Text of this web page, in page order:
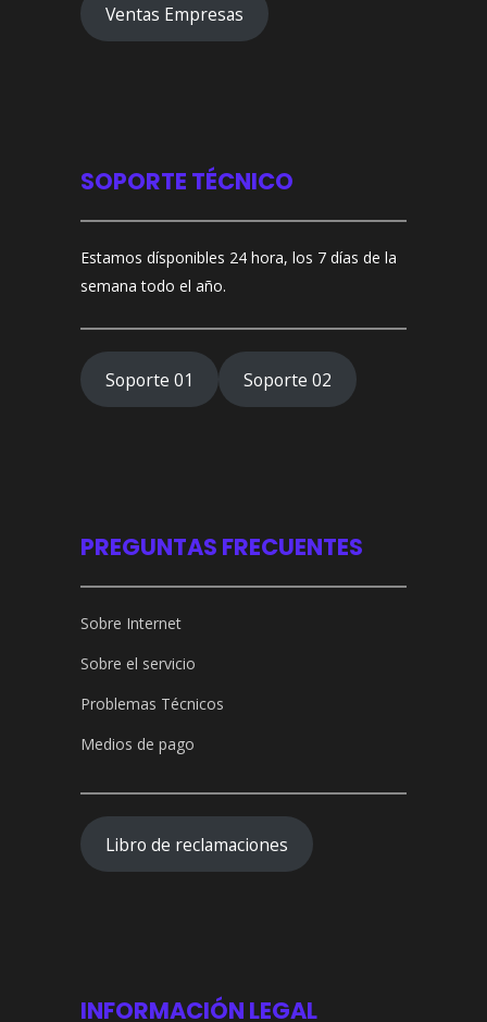
Ventas Empresas
SOPORTE TÉCNICO
Estamos dísponibles 24 hora, los 7 días de la
semana todo el año.
Soporte 01 Soporte 02
PREGUNTAS FRECUENTES
Sobre Internet
Sobre el servicio
Problemas Técnicos
Medios de pago
Libro de reclamaciones
INFORMACIÓN LEGAL